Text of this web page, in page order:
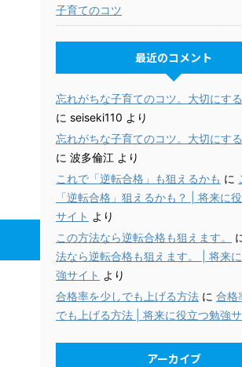
子育てのコツ
最近のコメント
忘れがちな子育てのコツ。大切にす
に seiseki110 より
忘れがちな子育てのコツ。大切にす
に 波多倫江 より
これで「逆転合格」も狙えるかも に
「逆転合格」狙えるかも？ | 将来に
サイト より
この方法なら逆転合格も狙えます。
法なら逆転合格も狙えます。 | 将来
強サイト より
合格率を少しでも上げる方法 に 合格
でも上げる方法 | 将来に役立つ勉強
アーカイブ